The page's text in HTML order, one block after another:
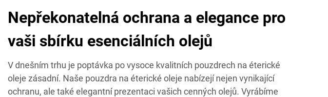
Nepřekonatelná ochrana a elegance pro
vaši sbírku esenciálních olejů
V dnešním trhu je poptávka po vysoce kvalitních pouzdrech na éterické
oleje zásadní. Naše pouzdra na éterické oleje nabízejí nejen vynikající
ochranu, ale také elegantní prezentaci vašich cenných olejů. Vyrábíme